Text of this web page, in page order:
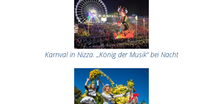
Karnval in Nizza. „König der Musik“ bei Nacht